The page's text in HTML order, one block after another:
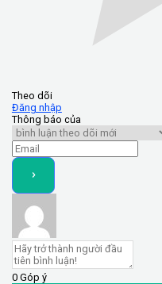
Theo dõi
Đăng nhập
Thông báo của
0Góp ý